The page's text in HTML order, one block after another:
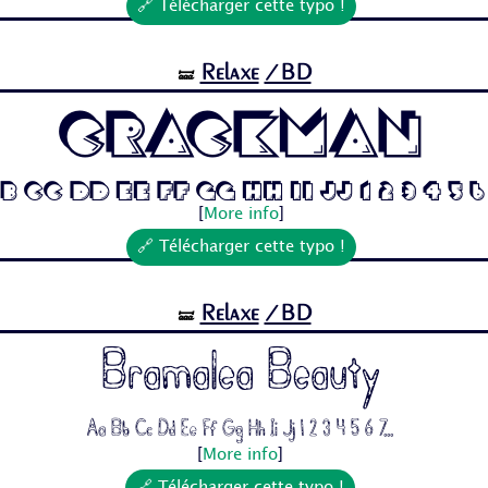
🔗 Télécharger cette typo !
🝛 Relaxe /BD
Crackman
Cc Dd Ee Ff Gg Hh Ii Jj 1 2 3 4 5
More info]
🔗 Télécharger cette typo !
🝛 Relaxe /BD
Bramalea Beauty
Aa Bb Cc Dd Ee Ff Gg Hh Ii Jj 1 2 3 4 5 6 7...
More info